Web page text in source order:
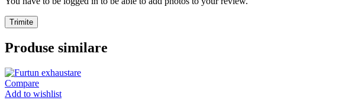
Produse similare
Compare
Add to wishlist